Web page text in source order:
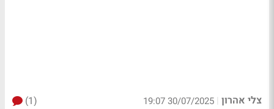
צלי אהרון |
30/07/2025 19:07
(1)